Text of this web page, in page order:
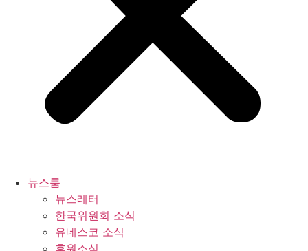
뉴스룸
뉴스레터
한국위원회 소식
유네스코 소식
후원소식